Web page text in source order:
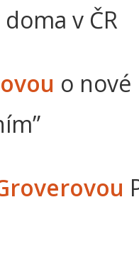
v ČR
o nové